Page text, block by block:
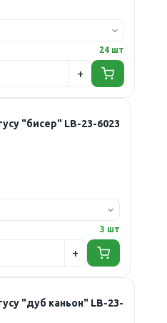
24 шт
"бисер" LB-23-6023
3 шт
"дуб каньон" LB-23-